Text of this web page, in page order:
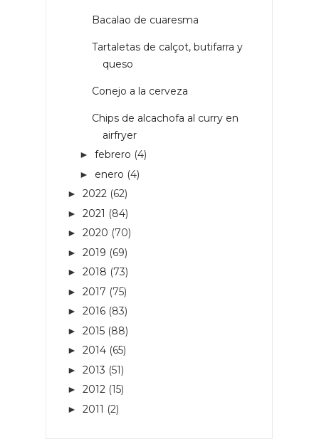
Bacalao de cuaresma
Tartaletas de calçot, butifarra y
queso
Conejo a la cerveza
Chips de alcachofa al curry en
airfryer
► febrero (4)
► enero (4)
► 2022 (62)
► 2021 (84)
► 2020 (70)
► 2019 (69)
► 2018 (73)
► 2017 (75)
► 2016 (83)
► 2015 (88)
► 2014 (65)
► 2013 (51)
► 2012 (15)
► 2011 (2)